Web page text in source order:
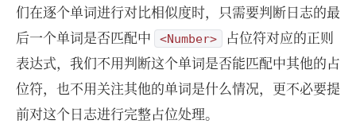
们在逐个单词进行对比相似度时，只需要判断日志的最
后一个单词是否匹配中
<Number>
占位符对应的正则
表达式，我们不用判断这个单词是否能匹配中其他的占
位符，也不用关注其他的单词是什么情况，更不必要提
前对这个日志进行完整占位处理。